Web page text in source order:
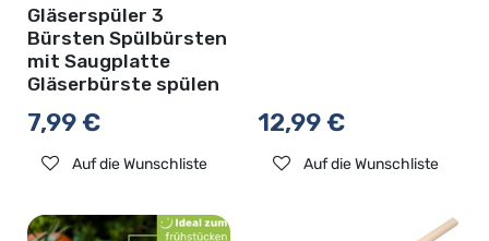
Gläserspüler 3
Bürsten Spülbürsten
mit Saugplatte
Gläserbürste spülen
7,99€
Auf die Wunschliste
12,99€
Auf die Wunschliste